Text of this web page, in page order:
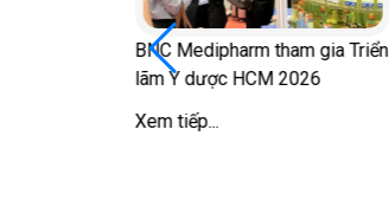
BNC Medipharm tham gia Triển
lãm Y dược HCM 2026
Xem tiếp...